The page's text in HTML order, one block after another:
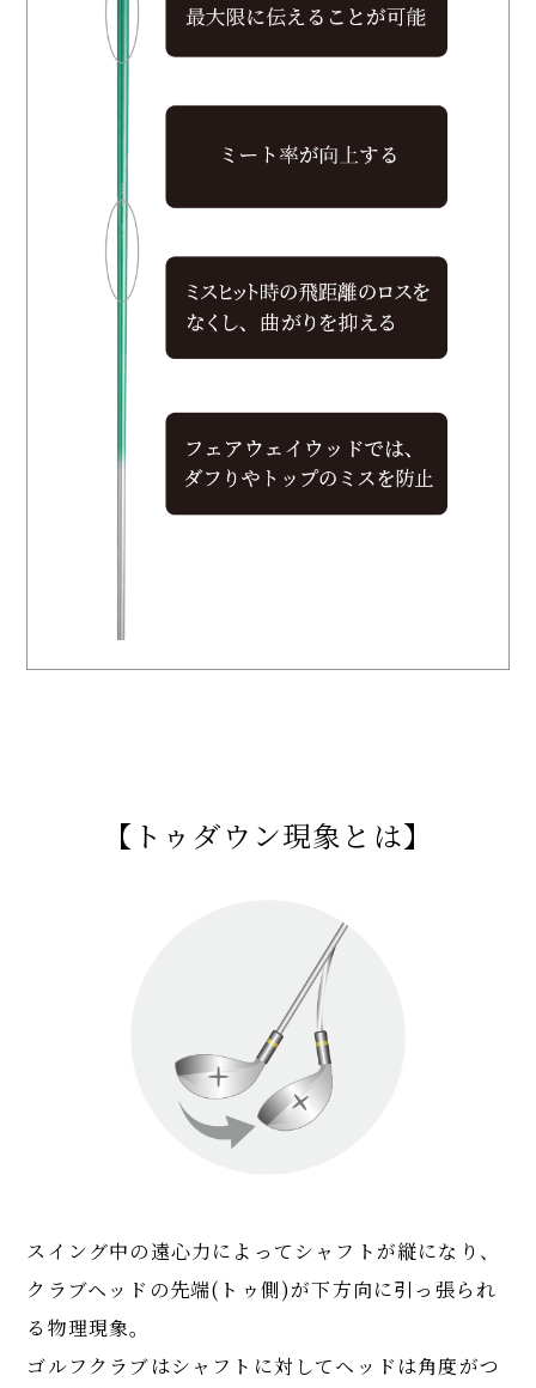
【トゥダウン現象とは】
スイング中の遠心力によってシャフトが縦になり、
クラブヘッドの先端(トゥ側)が下方向に引っ張られ
る物理現象。
ゴルフクラブはシャフトに対してヘッドは角度がつ